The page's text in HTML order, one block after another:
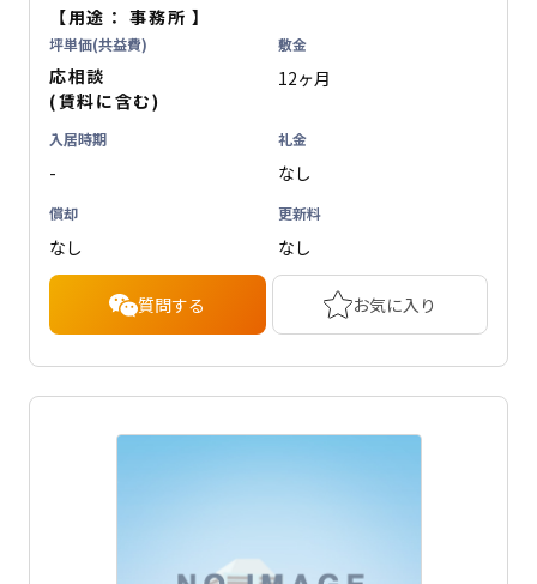
【用途：事務所 】
坪単価(共益費)
応相談
(賃料に含む)
敷金
12ヶ月
入居時期
-
礼金
なし
償却
なし
更新料
なし
質問する お気に入り